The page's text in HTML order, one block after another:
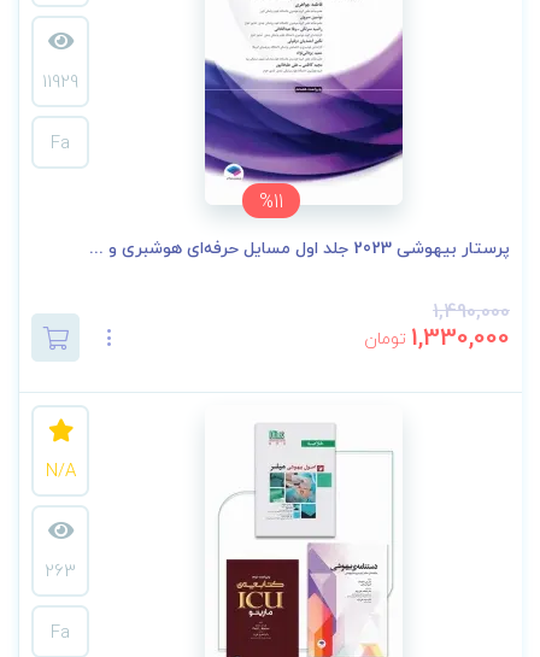
%11
11929
Fa
پرستار بیهوشی 2023 جلد اول مسایل حرفه‌ای هوشبری و ...
1,490,000
1,330,000 تومان
N/A
263
Fa